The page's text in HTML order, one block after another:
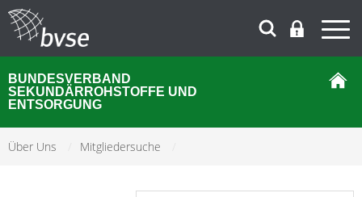
BUNDESVERBAND
SEKUNDÄRROHSTOFFE UND
ENTSORGUNG
Über Uns Mitgliedersuche